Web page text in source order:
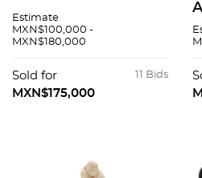
GUADALUPE.
MÉXICO, SIGLO XVIII.
fundida, labrada,
cincelada y repujada.
Estimate
MXN$100,000 -
MXN$180,000
11 Bids
Sold for
MXN$175,000